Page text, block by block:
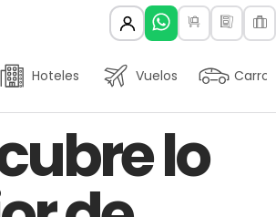
Hoteles Vuelos Carros
lo